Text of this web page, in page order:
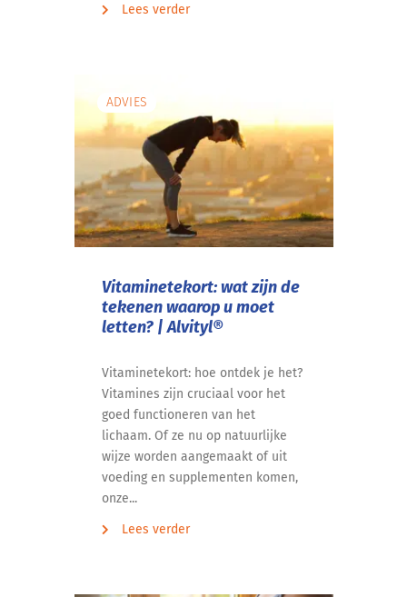
Lees verder
ADVIES
Vitaminetekort: wat zijn de
tekenen waarop u moet
letten? | Alvityl®
Vitaminetekort: hoe ontdek je het?
Vitamines zijn cruciaal voor het
goed functioneren van het
lichaam. Of ze nu op natuurlijke
wijze worden aangemaakt of uit
voeding en supplementen komen,
onze...
Lees verder